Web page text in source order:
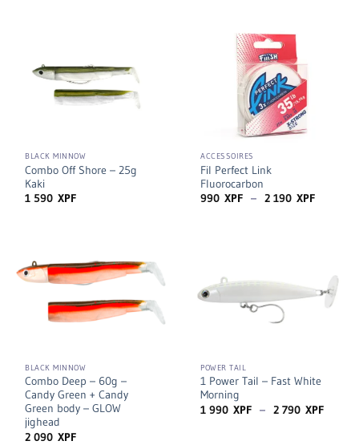
BLACK MINNOW
Combo Off Shore – 25g
Kaki
1 590XPF
ACCESSOIRES
Fil Perfect Link
Fluorocarbon
990XPF – 2 190XPFPlage
BLACK MINNOW
Combo Deep – 60g –
Candy Green + Candy
Green body – GLOW
jighead
2 090XPF
POWER TAIL
1 Power Tail – Fast White
Morning
1 990XPF – 2 790XPFPlage